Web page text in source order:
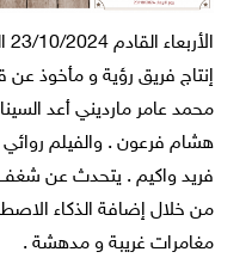
إنتاج فريق رؤية و مأخوذ عن
محمد عامر مارديني أعد
هشام فرعون . والفيلم روائي
فريد واكيم . يتحدث عن شغف
من خلال إضافة الذكاء
مغامرات غريبة و مدهشة .